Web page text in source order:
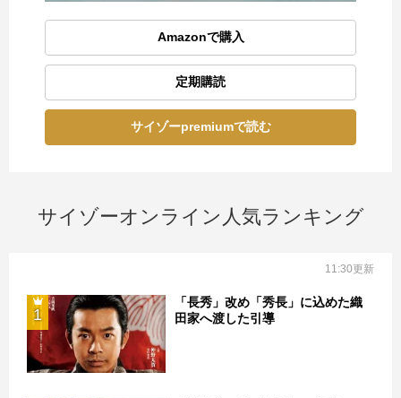
Amazonで購入
定期購読
サイゾーpremiumで読む
サイゾーオンライン人気ランキング
11:30更新
1
「長秀」改め「秀長」に込めた織
田家へ渡した引導